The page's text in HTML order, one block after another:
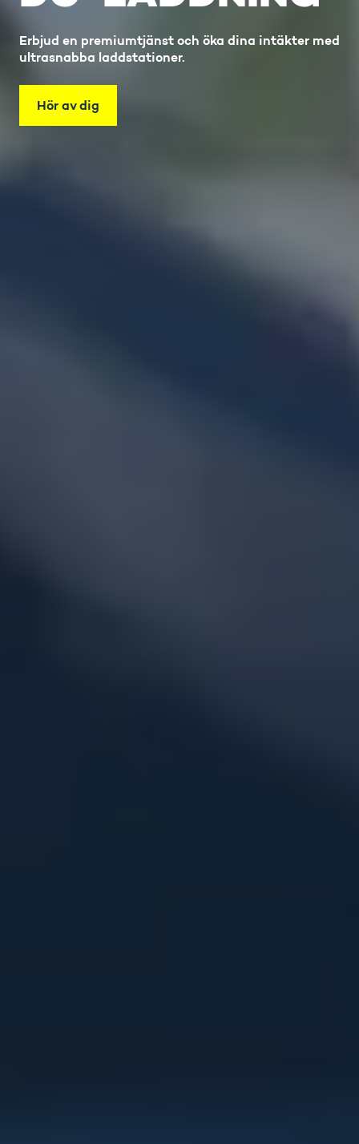
Erbjud en premiumtjänst och öka dina intäkter med
ultrasnabba laddstationer.
Hör av dig